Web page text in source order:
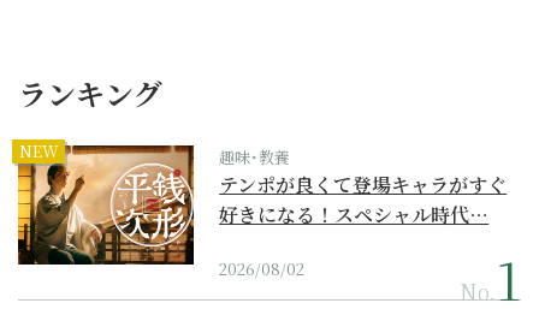
ランキング
NEW 趣味･教養
テンポが良くて登場キャラがすぐ
好きになる！スペシャル時代…
2026/08/02
No.